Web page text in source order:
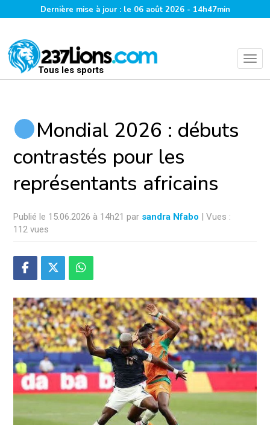
Dernière mise à jour : le 06 août 2026 - 14h47min
Tous les sports
Mondial 2026 : débuts
contrastés pour les
représentants africains
Publié le 15.06.2026 à 14h21 par sandra Nfabo | Vues :
112 vues